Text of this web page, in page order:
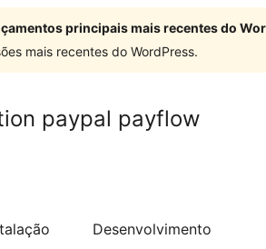
principais mais recentes do
mais recentes do WordPress.
paypal payflow
Desenvolvimento